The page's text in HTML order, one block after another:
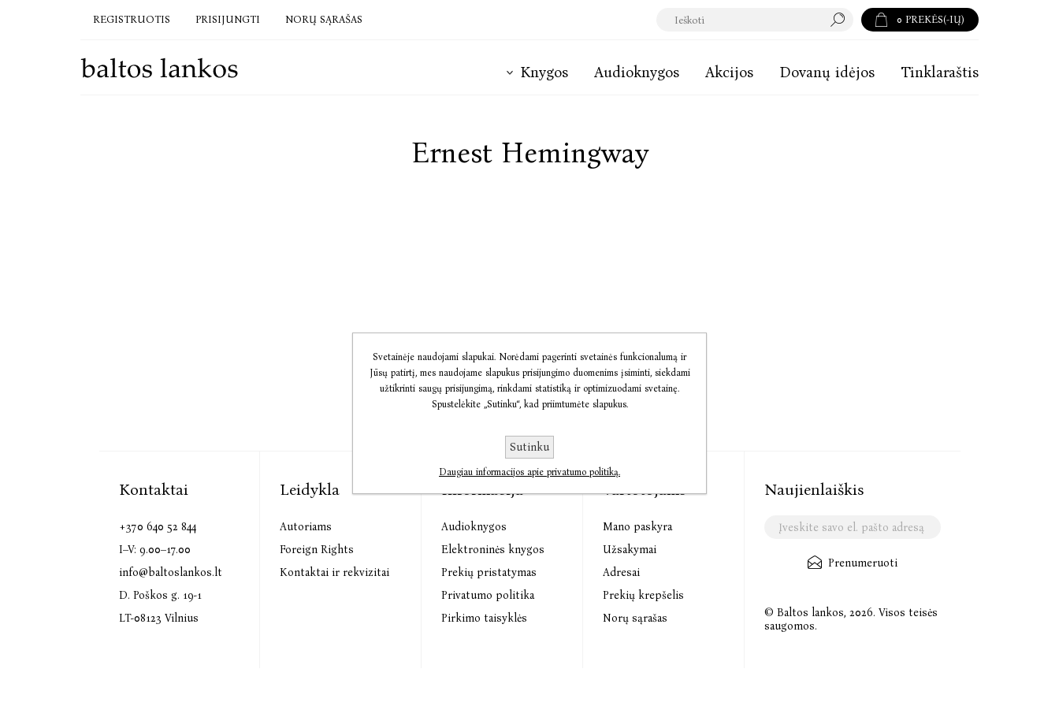
REGISTRUOTIS PRISIJUNGTI NORŲ SĄRAŠAS 0 PREKĖS(-IŲ)
Knygos Audioknygos Akcijos Dovanų idėjos Tinklaraštis
Ernest Hemingway
Kontaktai
+370 640 52 844
I–V: 9.00–17.00
info@baltoslankos.lt
D. Poškos g. 19-1
LT-08123 Vilnius
Leidykla
Autoriams
Foreign Rights
Kontaktai ir rekvizitai
Informacija
Audioknygos
Elektroninės knygos
Prekių pristatymas
Privatumo politika
Pirkimo taisyklės
Vartotojams
Mano paskyra
Užsakymai
Adresai
Prekių krepšelis
Norų sąrašas
Naujienlaiškis
Prenumeruoti
© Baltos lankos, 2026. Visos teisės
saugomos.
Svetainėje naudojami slapukai. Norėdami pagerinti svetainės funkcionalumą ir
Jūsų patirtį, mes naudojame slapukus prisijungimo duomenims įsiminti, siekdami
užtikrinti saugų prisijungimą, rinkdami statistiką ir optimizuodami svetainę.
Spustelėkite „Sutinku“, kad priimtumėte slapukus.
Sutinku
Daugiau informacijos apie privatumo politiką.